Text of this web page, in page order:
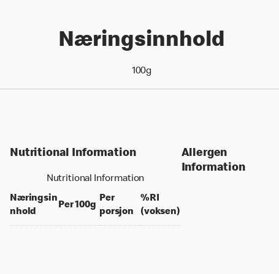
Næringsinnhold
100g
Nutritional Information
Nutritional Information
Næringsin
nhold
Per 100gper 100 grams
Per
porsjonper portion
%RI
(voksen)% daily value for an
Allergen
Information